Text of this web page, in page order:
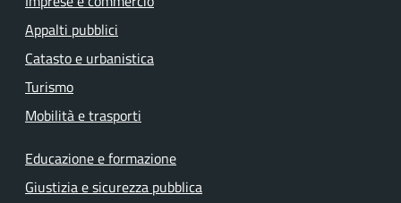
Appalti pubblici
Catasto e urbanistica
Turismo
Mobilità e trasporti
Educazione e formazione
Giustizia e sicurezza pubblica